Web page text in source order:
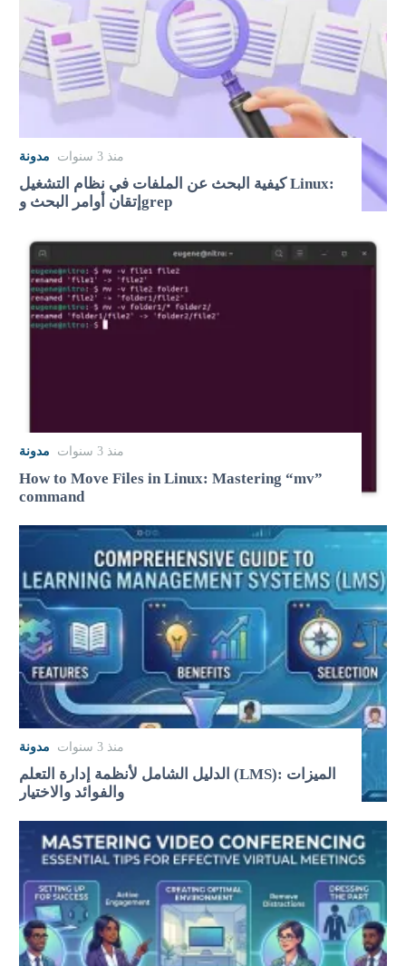
مدونة منذ 3 سنوات
كيفية البحث عن الملفات في نظام التشغيل Linux:
إتقان أوامر البحث وgrep
مدونة منذ 3 سنوات
How to Move Files in Linux: Mastering “mv”
command
مدونة منذ 3 سنوات
الدليل الشامل لأنظمة إدارة التعلم (LMS): الميزات
والفوائد والاختيار